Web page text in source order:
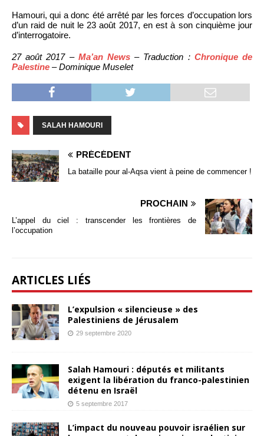
Hamouri, qui a donc été arrêté par les forces d’occupation lors
d’un raid de nuit le 23 août 2017, en est à son cinquième jour
d’interrogatoire.
27 août 2017 – Ma’an News – Traduction : Chronique de
Palestine – Dominique Muselet
SALAH HAMOURI
PRÉCÉDENT
La bataille pour al-Aqsa vient à peine de commencer !
PROCHAIN
L’appel du ciel : transcender les frontières de
l’occupation
ARTICLES LIÉS
L’expulsion « silencieuse » des
Palestiniens de Jérusalem
29 septembre 2020
Salah Hamouri : députés et militants
exigent la libération du franco-palestinien
détenu en Israël
5 septembre 2017
L’impact du nouveau pouvoir israélien sur